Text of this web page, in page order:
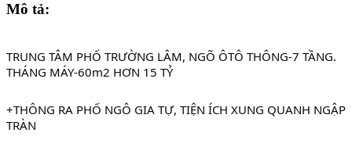
Mô tả:
TRUNG TÂM PHỐ TRƯỜNG LÂM, NGÕ ÔTÔ THÔNG-7 TẦNG.
THÁNG MÁY-60m2 HƠN 15 TỶ
+THÔNG RA PHỐ NGÔ GIA TỰ, TIỆN ÍCH XUNG QUANH NGẬP
TRÀN